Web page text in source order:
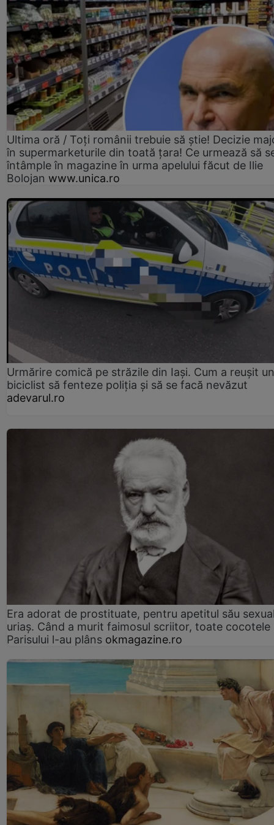
Ultima oră / Toți românii trebuie să știe! Decizie
în supermarketurile din toată țara! Ce urmează să
întâmple în magazine în urma apelului făcut de Ilie
Bolojan www.unica.ro
Urmărire comică pe străzile din Iași. Cum a reușit un
biciclist să fenteze poliția și să se facă nevăzut
adevarul.ro
Era adorat de prostituate, pentru apetitul său
uriaș. Când a murit faimosul scriitor, toate cocotele
Parisului l-au plâns okmagazine.ro